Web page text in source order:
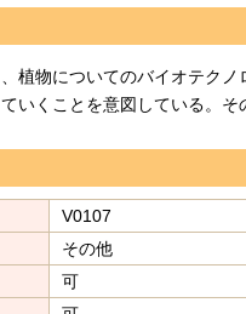
植物についてのバイオテク
いくことを意図している。そ
V0107
その他
可